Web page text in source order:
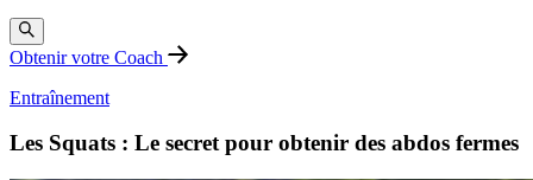
Obtenir votre Coach
Entraînement
Les Squats : Le secret pour obtenir des abdos fermes